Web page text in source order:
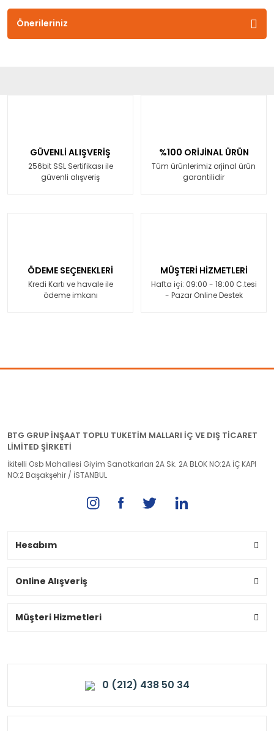
Önerileriniz
GÜVENLİ ALIŞVERİŞ
256bit SSL Sertifikası ile
güvenli alışveriş
%100 ORİJİNAL ÜRÜN
Tüm ürünlerimiz orjinal ürün
garantilidir
ÖDEME SEÇENEKLERİ
Kredi Kartı ve havale ile
ödeme imkanı
MÜŞTERİ HİZMETLERİ
Hafta içi: 09:00 - 18:00 C.tesi
- Pazar Online Destek
BTG GRUP İNŞAAT TOPLU TUKETİM MALLARI İÇ VE DIŞ TİCARET
LİMİTED ŞİRKETİ
İkitelli Osb Mahallesi Giyim Sanatkarları 2A Sk. 2A BLOK NO:2A İÇ KAPI
NO:2 Başakşehir / İSTANBUL
Hesabım
Online Alışveriş
Müşteri Hizmetleri
0 (212) 438 50 34